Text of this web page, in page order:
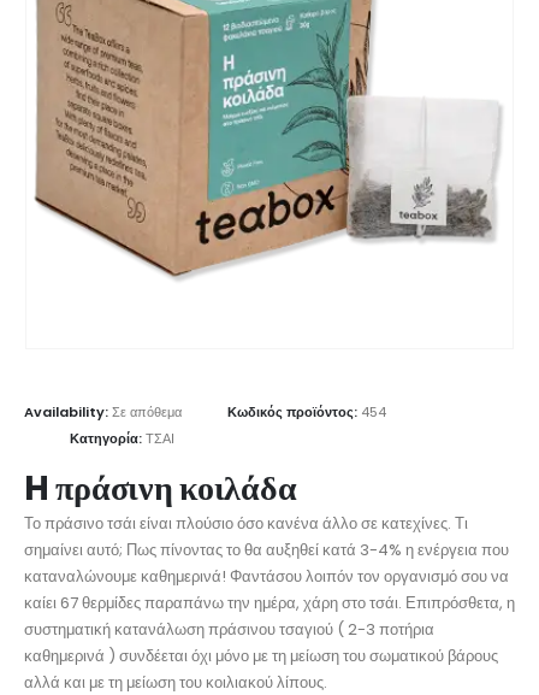
Availability:Σε απόθεμα Κωδικός προϊόντος: 454
Κατηγορία:ΤΣΑΙ
H πράσινη κοιλάδα
Το πράσινο τσάι είναι πλούσιο όσο κανένα άλλο σε κατεχίνες. Τι
σημαίνει αυτό; Πως πίνοντας το θα αυξηθεί κατά 3-4% η ενέργεια που
καταναλώνουμε καθημερινά! Φαντάσου λοιπόν τον οργανισμό σου να
καίει 67 θερμίδες παραπάνω την ημέρα, χάρη στο τσάι. Επιπρόσθετα, η
συστηματική κατανάλωση πράσινου τσαγιού ( 2-3 ποτήρια
καθημερινά ) συνδέεται όχι μόνο με τη μείωση του σωματικού βάρους
αλλά και με τη μείωση του κοιλιακού λίπους.